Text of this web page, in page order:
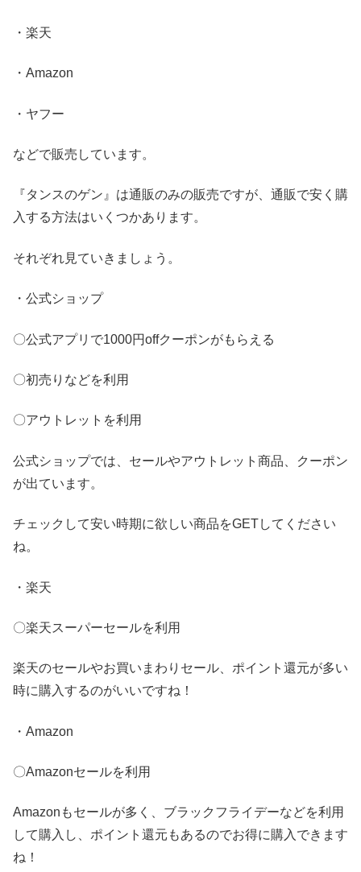
・楽天
・Amazon
・ヤフー
などで販売しています。
『タンスのゲン』は通販のみの販売ですが、通販で安く購
入する方法はいくつかあります。
それぞれ見ていきましょう。
・公式ショップ
〇公式アプリで1000円offクーポンがもらえる
〇初売りなどを利用
〇アウトレットを利用
公式ショップでは、セールやアウトレット商品、クーポン
が出ています。
チェックして安い時期に欲しい商品をGETしてください
ね。
・楽天
〇楽天スーパーセールを利用
楽天のセールやお買いまわりセール、ポイント還元が多い
時に購入するのがいいですね！
・Amazon
〇Amazonセールを利用
Amazonもセールが多く、ブラックフライデーなどを利用
して購入し、ポイント還元もあるのでお得に購入できます
ね！